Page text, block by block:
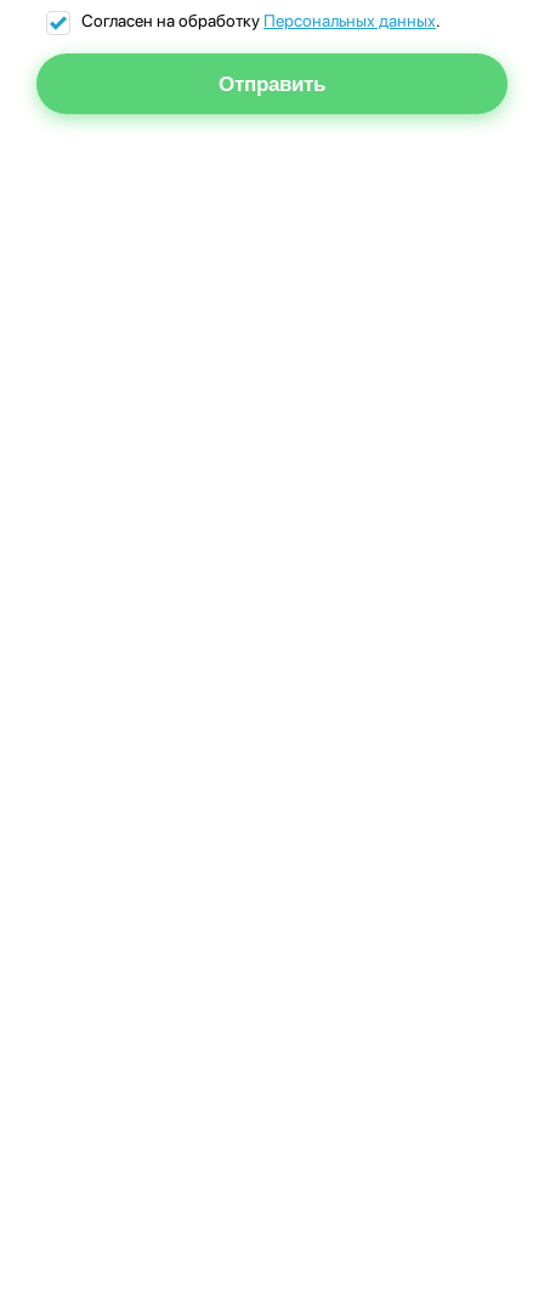
Согласен на обработку Персональных данных.
Отправить